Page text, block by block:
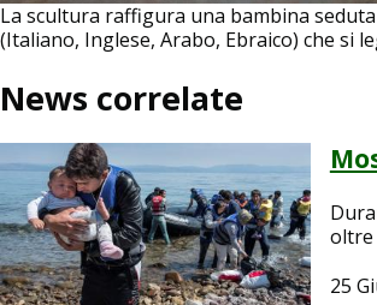
La scultura raffigura una bambina
(Italiano, Inglese, Arabo, Ebraico) che si
News correlate
oltre
25